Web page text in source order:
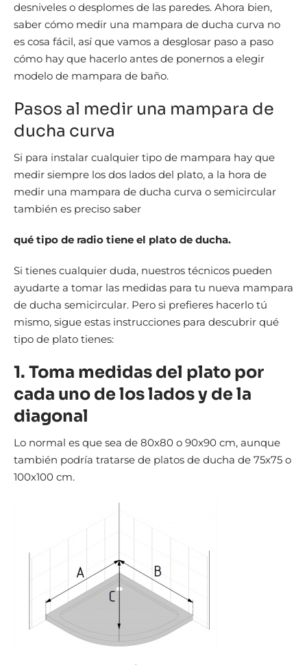
desniveles o desplomes de las paredes. Ahora bien,
saber cómo medir una mampara de ducha curva no
es cosa fácil, así que vamos a desglosar paso a paso
cómo hay que hacerlo antes de ponernos a elegir
modelo de mampara de baño.
Pasos al medir una mampara de
ducha curva
Si para instalar cualquier tipo de mampara hay que
medir siempre los dos lados del plato, a la hora de
medir una mampara de ducha curva o semicircular
también es preciso saber
qué tipo de radio tiene el plato de ducha.
Si tienes cualquier duda, nuestros técnicos pueden
ayudarte a tomar las medidas para tu nueva mampara
de ducha semicircular. Pero si prefieres hacerlo tú
mismo, sigue estas instrucciones para descubrir qué
tipo de plato tienes:
1. Toma medidas del plato por
cada uno de los lados y de la
diagonal
Lo normal es que sea de 80x80 o 90x90 cm, aunque
también podría tratarse de platos de ducha de 75x75 o
100x100 cm.